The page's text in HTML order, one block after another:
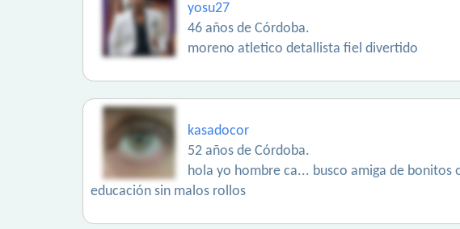
yosu27
46 años de Córdoba.
moreno atletico detallista fiel divertido
kasadocor
52 años de Córdoba.
hola yo hombre ca... busco amiga de
educación sin malos rollos